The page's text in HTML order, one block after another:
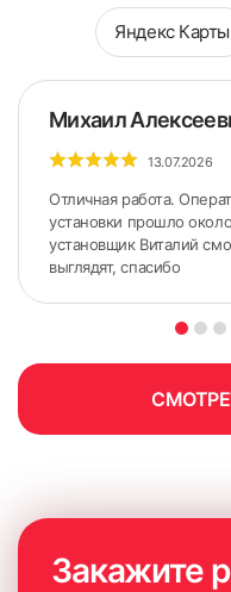
Яндекс Карты
Михаил
13.07.2026
Отличная работа.
установки прошло
установщик Виталий
выглядят, спасибо
Закажите